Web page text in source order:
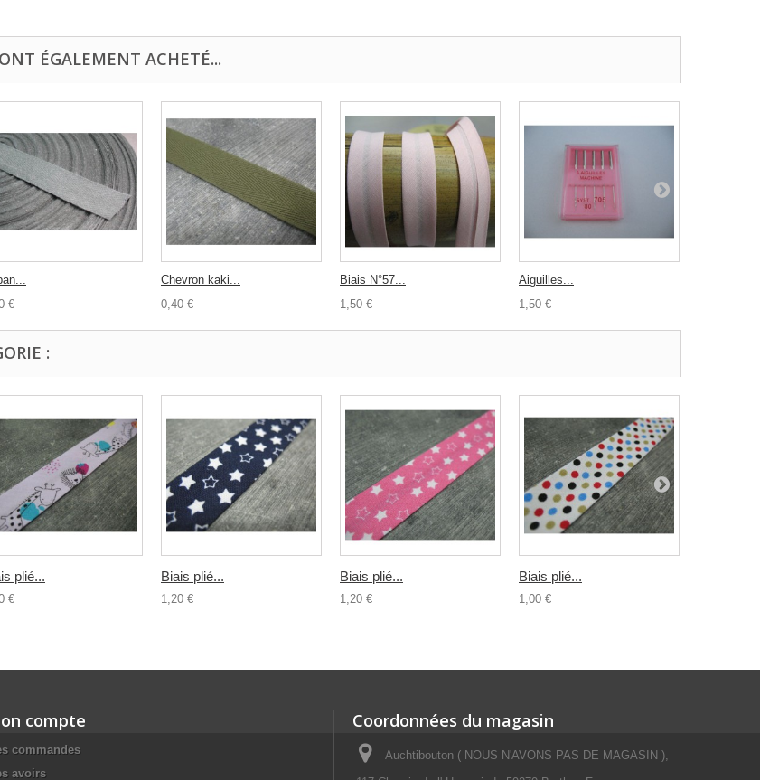
ÉGALEMENT ACHETÉ...
€
Chevron kaki...
0,40 €
Biais N°57...
1,50 €
Aiguilles...
1,50 €
:
plié...
€
Biais plié...
1,20 €
Biais plié...
1,20 €
Biais plié...
1,00 €
compte
commandes
avoirs
Coordonnées du magasin
Auchtibouton ( NOUS N'AVONS PAS DE MAGASIN ),